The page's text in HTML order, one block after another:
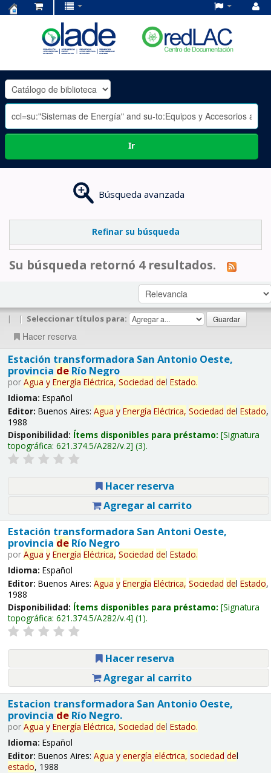
OLADE
-
Ir
Búsqueda avanzada
Refinar su búsqueda
Su búsqueda retornó 4 resultados.
| | Seleccionar títulos para:
Hacer reserva
Estación transformadora San Antonio Oeste,
provincia deRío Negro
por Agua y Energía Eléctrica, Sociedad del Estado.
Idioma: Español
Editor: Buenos Aires: Agua y Energía Eléctrica, Sociedad del Estado,
1988
Disponibilidad: Ítems disponibles para préstamo: Signatura
topográfica: 621.374.5/A282/v.2 (3).
Hacer reserva
Agregar al carrito
Estación transformadora San Antoni Oeste,
provincia deRío Negro
por Agua y Energía Eléctrica, Sociedad del Estado.
Idioma: Español
Editor: Buenos Aires: Agua y Energía Eléctrica, Sociedad del Estado,
1988
Disponibilidad: Ítems disponibles para préstamo: Signatura
topográfica: 621.374.5/A282/v.4 (1).
Hacer reserva
Agregar al carrito
Estacion transformadora San Antonio Oeste,
provincia deRío Negro.
por Agua y Energía Eléctrica, Sociedad del Estado.
Idioma: Español
Editor: Buenos Aires: Agua y energía eléctrica, sociedad del
estado, 1988